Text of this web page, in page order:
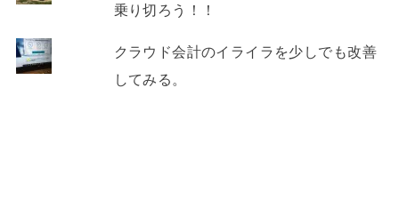
乗り切ろう！！
クラウド会計のイライラを少しでも改善
してみる。